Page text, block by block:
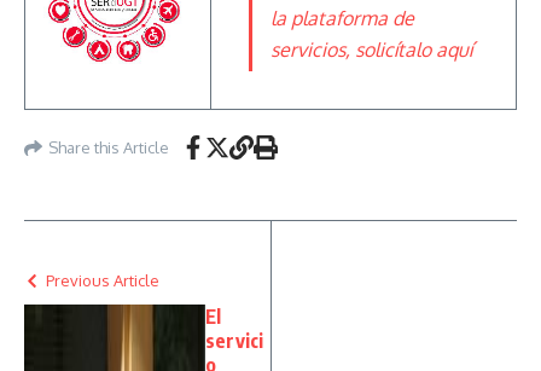
la plataforma de
servicios, solicítalo aquí
Share this Article
Previous Article
El
servici
o